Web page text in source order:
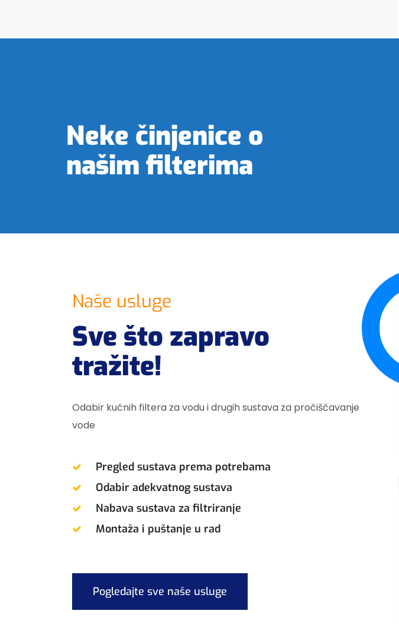
Neke činjenice o
našim filterima
Naše usluge
Sve što zapravo
tražite!
Odabir kućnih filtera za vodu i drugih sustava za pročišćavanje
vode
Pregled sustava prema potrebama
Odabir adekvatnog sustava
Nabava sustava za filtriranje
Montaža i puštanje u rad
Pogledajte sve naše usluge